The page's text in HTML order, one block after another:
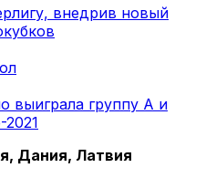
внедрив новый
выиграла группу А и
Дания, Латвия